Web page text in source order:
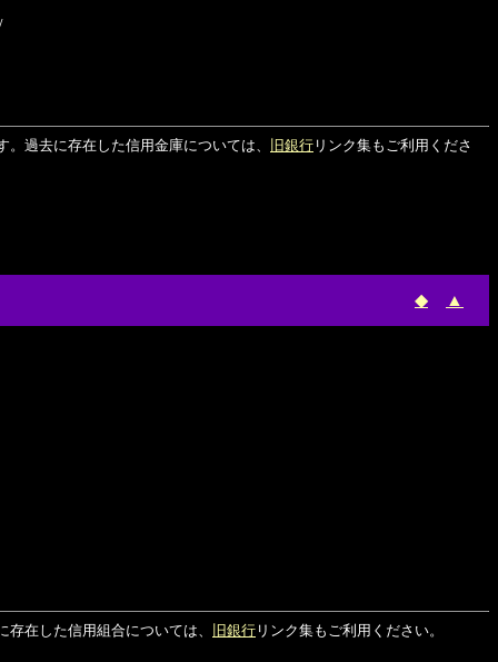
過去に存在した信用金庫については、 旧銀行 リンク集もご利用くださ
◆ ▲
在した信用組合については、 旧銀行 リンク集もご利用ください。